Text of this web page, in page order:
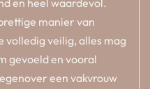
en heel waardevol.
manier van
volledig veilig, alles mag
gevoeld en vooral
een vakvrouw